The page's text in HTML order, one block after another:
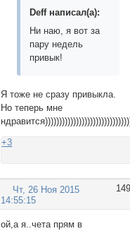
Deff написал(а):
Ни наю, я вот за
пару недель
привык!
Я тоже не сразу привыкла.
Но теперь мне
+3
149
Чт, 26 Ноя 2015
14:55:15
ой,а я..чета прям в